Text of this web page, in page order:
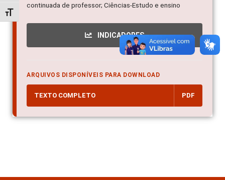
Alternar tamanho da fonte
continuada de professor; Ciências-Estudo e ensino
INDICADORES
ARQUIVOS DISPONÍVEIS PARA DOWNLOAD
TEXTO COMPLETO PDF